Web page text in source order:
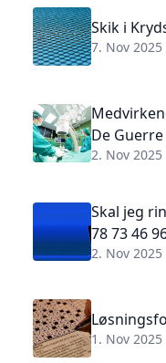
Skik i
7. Nov 2025
De Guerre
2. Nov 2025
Skal jeg
78 73 46
2. Nov 2025
1. Nov 2025